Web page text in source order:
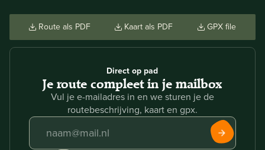
Route als PDF Kaart als PDF GPX file
Direct op pad
Je route compleet in je mailbox
Vul je e-mailadres in en we sturen je de
routebeschrijving, kaart en gpx.